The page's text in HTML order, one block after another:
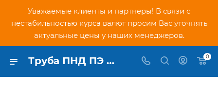
Уважаемые клиенты и партнеры! В связи с
нестабильностью курса валют просим Вас уточнять
актуальные цены у наших менеджеров.
Труба ПНД ПЭ 100 50 мм (2,4) SDR 21 водопроводная - купить по низкой цене в Москве, интернет-магазин PNDtech.ru 0